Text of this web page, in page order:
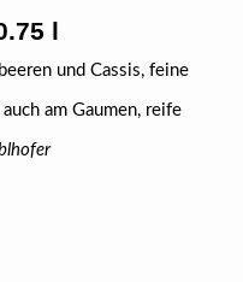
l
und Cassis, feine
am Gaumen, reife